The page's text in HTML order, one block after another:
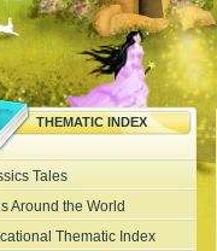
THEMATIC INDEX
Tales
Around the World
Thematic Index